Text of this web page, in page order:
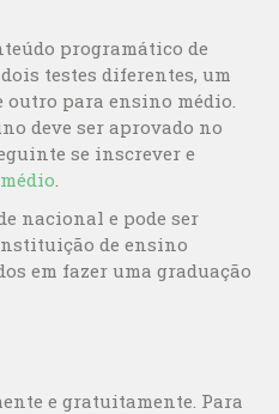
programático de
testes diferentes, um
para ensino médio.
deve ser aprovado no
se inscrever e
.
nacional e pode ser
de ensino
em fazer uma graduação
e gratuitamente. Para